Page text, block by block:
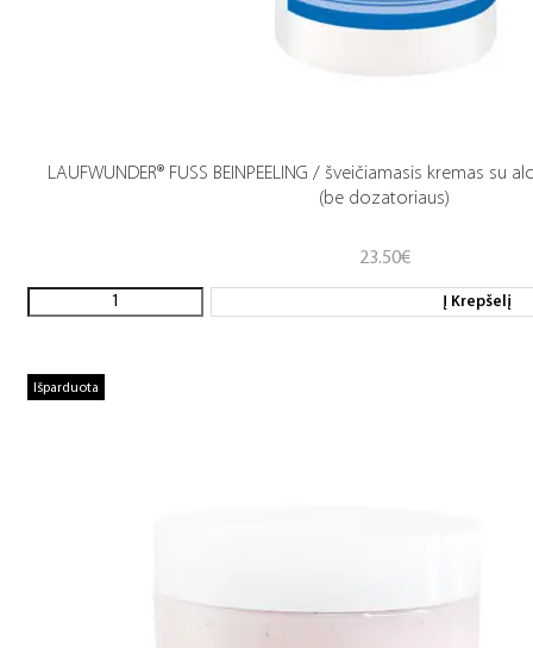
LAUFWUNDER® FUSS BEINPEELING / šveičiamasis kremas su
(be dozatoriaus)
23.50€
Į Krepšelį
Išparduota